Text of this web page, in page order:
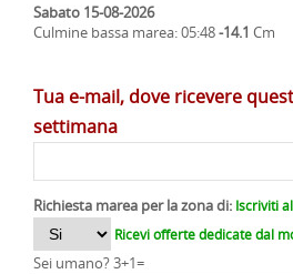
Sabato 15-08-2026
Culmine bassa marea: 05:48-14.1 Cm
Tua e-mail, dove ricevere
settimana
Richiesta marea per la zona di: Iscriviti
Ricevi offerte dedicate dal
Sei umano? 3+1=